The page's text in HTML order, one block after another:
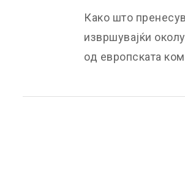
Како што
извршувајќи
од европската